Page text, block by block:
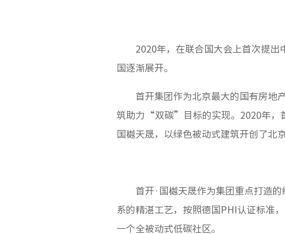
2020年，在联合国大会上首次提
国逐渐展开。
首开集团作为北京最大的国有房地
筑助力“双碳”目标的实现。2020年，
国樾天晟，以绿色被动式建筑开创了北
首开·国樾天晟作为集团重点打造
系的精湛工艺，按照德国PHI认证标准
一个全被动式低碳社区。